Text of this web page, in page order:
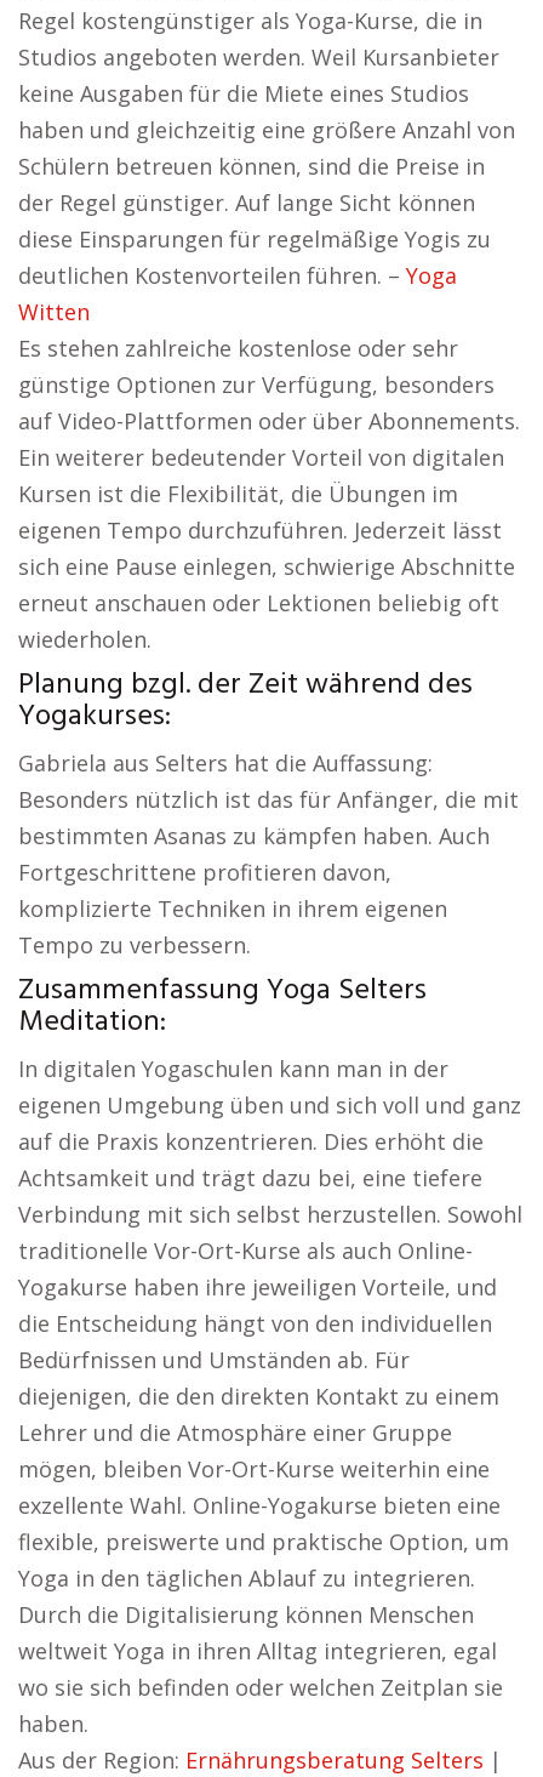
Regel kostengünstiger als Yoga-Kurse, die in
Studios angeboten werden. Weil Kursanbieter
keine Ausgaben für die Miete eines Studios
haben und gleichzeitig eine größere Anzahl von
Schülern betreuen können, sind die Preise in
der Regel günstiger. Auf lange Sicht können
diese Einsparungen für regelmäßige Yogis zu
deutlichen Kostenvorteilen führen. – Yoga
Witten
Es stehen zahlreiche kostenlose oder sehr
günstige Optionen zur Verfügung, besonders
auf Video-Plattformen oder über Abonnements.
Ein weiterer bedeutender Vorteil von digitalen
Kursen ist die Flexibilität, die Übungen im
eigenen Tempo durchzuführen. Jederzeit lässt
sich eine Pause einlegen, schwierige Abschnitte
erneut anschauen oder Lektionen beliebig oft
wiederholen.
Planung bzgl. der Zeit während des
Yogakurses:
Gabriela aus Selters hat die Auffassung:
Besonders nützlich ist das für Anfänger, die mit
bestimmten Asanas zu kämpfen haben. Auch
Fortgeschrittene profitieren davon,
komplizierte Techniken in ihrem eigenen
Tempo zu verbessern.
Zusammenfassung Yoga Selters
Meditation:
In digitalen Yogaschulen kann man in der
eigenen Umgebung üben und sich voll und ganz
auf die Praxis konzentrieren. Dies erhöht die
Achtsamkeit und trägt dazu bei, eine tiefere
Verbindung mit sich selbst herzustellen. Sowohl
traditionelle Vor-Ort-Kurse als auch Online-
Yogakurse haben ihre jeweiligen Vorteile, und
die Entscheidung hängt von den individuellen
Bedürfnissen und Umständen ab. Für
diejenigen, die den direkten Kontakt zu einem
Lehrer und die Atmosphäre einer Gruppe
mögen, bleiben Vor-Ort-Kurse weiterhin eine
exzellente Wahl. Online-Yogakurse bieten eine
flexible, preiswerte und praktische Option, um
Yoga in den täglichen Ablauf zu integrieren.
Durch die Digitalisierung können Menschen
weltweit Yoga in ihren Alltag integrieren, egal
wo sie sich befinden oder welchen Zeitplan sie
haben.
Aus der Region: Ernährungsberatung Selters |